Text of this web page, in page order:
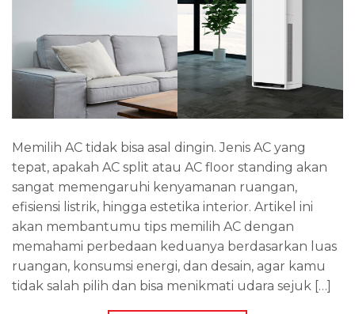
Memilih AC tidak bisa asal dingin. Jenis AC yang
tepat, apakah AC split atau AC floor standing akan
sangat memengaruhi kenyamanan ruangan,
efisiensi listrik, hingga estetika interior. Artikel ini
akan membantumu tips memilih AC dengan
memahami perbedaan keduanya berdasarkan luas
ruangan, konsumsi energi, dan desain, agar kamu
tidak salah pilih dan bisa menikmati udara sejuk […]